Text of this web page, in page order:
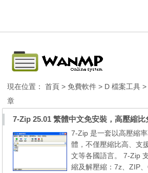
現在位置：首頁 >免費軟件 > D 檔案工具 >
章
7-Zip 是一套以高壓縮
體，不僅壓縮比高、支
文等各國語言。 7-Zip
縮及解壓縮：7z、ZIP